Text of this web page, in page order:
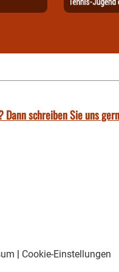
schreiben Sie uns
| Cookie-Einstellungen